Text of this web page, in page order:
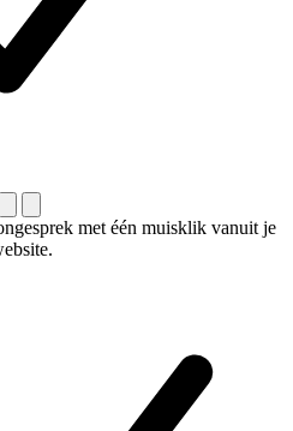
met één muisklik vanuit je